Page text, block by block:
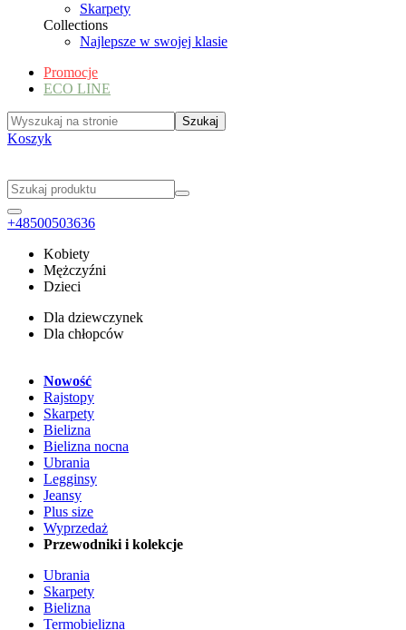
Skarpety
Collections
Najlepsze w swojej klasie
Promocje
ECO LINE
Koszyk
+48500503636
Kobiety
Mężczyźni
Dzieci
Dla dziewczynek
Dla chłopców
Nowość
Rajstopy
Skarpety
Bielizna
Bielizna nocna
Ubrania
Legginsy
Jeansy
Plus size
Wyprzedaż
Przewodniki i kolekcje
Ubrania
Skarpety
Bielizna
Termobielizna